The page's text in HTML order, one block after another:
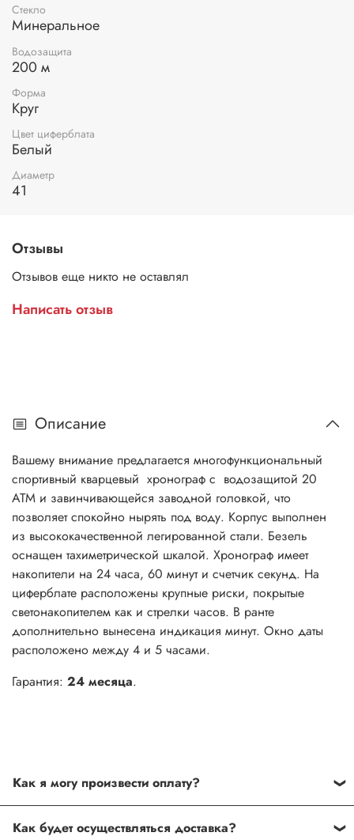
Стекло
Минеральное
Водозащита
200 м
Форма
Круг
Цвет циферблата
Белый
Диаметр
41
Отзывы
Отзывов еще никто не оставлял
Написать отзыв
Описание
Вашему внимание предлагается многофункциональный
спортивный кварцевый хронограф с водозащитой 20
АТМ и завинчивающейся заводной головкой, что
позволяет спокойно нырять под воду. Корпус выполнен
из высококачественной легированной стали. Безель
оснащен тахиметрической шкалой. Хронограф имеет
накопители на 24 часа, 60 минут и счетчик секунд. На
циферблате расположены крупные риски, покрытые
светонакопителем как и стрелки часов. В ранте
дополнительно вынесена индикация минут. Окно даты
расположено между 4 и 5 часами.
Гарантия: 24 месяца.
Как я могу произвести оплату?
Как будет осуществляться доставка?